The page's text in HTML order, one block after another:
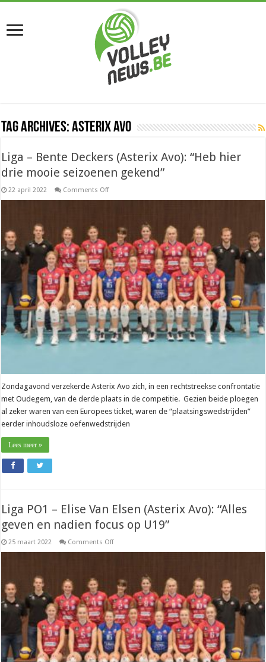
Tag Archives:Asterix Avo
Liga – Bente Deckers (Asterix Avo): “Heb hier
drie mooie seizoenen gekend”
22 april 2022 Comments Offon
(Asterix
Avo):
“Heb
hier
drie
mooie
seizoenen
gekend”
Zondagavond verzekerde Asterix Avo zich, in een rechtstreekse confrontatie
met Oudegem, van de derde plaats in de competitie. Gezien beide ploegen
al zeker waren van een Europees ticket, waren de “plaatsingswedstrijden”
eerder inhoudsloze oefenwedstrijden
Lees meer »
Liga PO1 – Elise Van Elsen (Asterix Avo): “Alles
geven en nadien focus op U19”
25 maart 2022 Comments Offon
Van
Elsen
(Asterix
Avo):
“Alles
geven
en
nadien
focus
op
U19”